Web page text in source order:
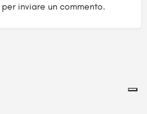
per inviare un commento.